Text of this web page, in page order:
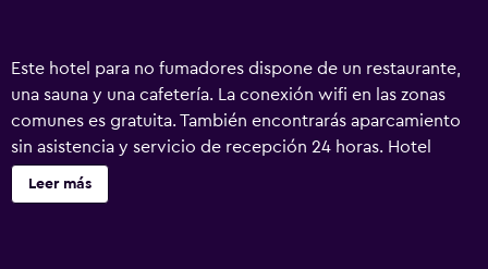
Este hotel para no fumadores dispone de un restaurante,
una sauna y una cafetería. La conexión wifi en las zonas
comunes es gratuita. También encontrarás aparcamiento
sin asistencia y servicio de recepción 24 horas. Hotel
Aurum Family ofrece 44 alojamientos con aire
acondicionado. Se ofrece una Smart TV de 107 cm con
Leer más